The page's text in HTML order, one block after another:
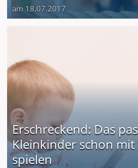
am 18.07.2017
Erschreckend: Das
Kleinkinder schon
spielen